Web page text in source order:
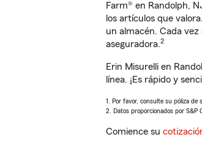
Farm® en Randolph,
los artículos que valora.
un almacén. Cada
aseguradora.2
Erin Misurelli en
línea. ¡Es rápido y
1. Por favor, consulte su póliza de
2. Datos proporcionados por S&P
Comience su